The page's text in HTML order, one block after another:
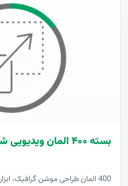
بسته ۴۰۰ المان ویدیویی شاپیکس موشن گرافیک
400 المان طراحی موشن گرافیک،